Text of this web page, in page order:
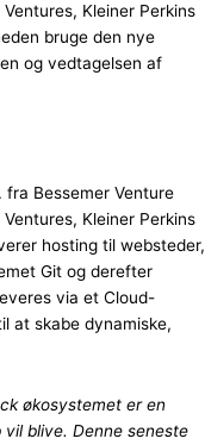
Kleiner Perkins
bruge den nye
og vedtagelsen af
Bessemer Venture
Kleiner Perkins
hosting til websteder,
Git og derefter
via et Cloud-
at skabe dynamiske,
økosystemet er en
blive. Denne seneste